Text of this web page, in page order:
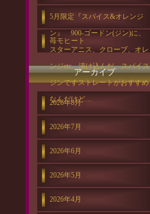
5月限定『スパイス&オレンジ
ン』 900-ゴードン(ジン)に、
スターアニス、クローブ、オレ
ンジetc…漬け込んだ、スパイス
ジンですストレートがおすすめ
なんだけど…
苺モヒート
アーカイブ
2026年8月
2026年7月
2026年6月
2026年5月
2026年4月